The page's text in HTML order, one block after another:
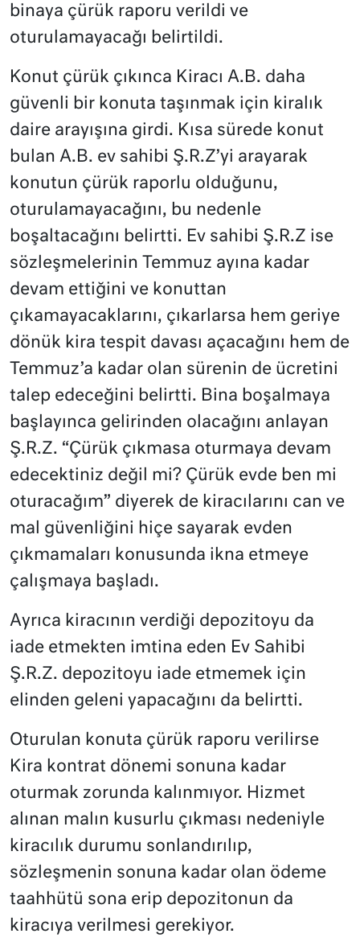
binaya çürük raporu verildi ve
oturulamayacağı belirtildi.
Konut çürük çıkınca Kiracı A.B. daha
güvenli bir konuta taşınmak için kiralık
daire arayışına girdi. Kısa sürede konut
bulan A.B. ev sahibi Ş.R.Z’yi arayarak
konutun çürük raporlu olduğunu,
oturulamayacağını, bu nedenle
boşaltacağını belirtti. Ev sahibi Ş.R.Z ise
sözleşmelerinin Temmuz ayına kadar
devam ettiğini ve konuttan
çıkamayacaklarını, çıkarlarsa hem geriye
dönük kira tespit davası açacağını hem de
Temmuz’a kadar olan sürenin de ücretini
talep edeceğini belirtti. Bina boşalmaya
başlayınca gelirinden olacağını anlayan
Ş.R.Z. “Çürük çıkmasa oturmaya devam
edecektiniz değil mi? Çürük evde ben mi
oturacağım” diyerek de kiracılarını can ve
mal güvenliğini hiçe sayarak evden
çıkmamaları konusunda ikna etmeye
çalışmaya başladı.
Ayrıca kiracının verdiği depozitoyu da
iade etmekten imtina eden Ev Sahibi
Ş.R.Z. depozitoyu iade etmemek için
elinden geleni yapacağını da belirtti.
Oturulan konuta çürük raporu verilirse
Kira kontrat dönemi sonuna kadar
oturmak zorunda kalınmıyor. Hizmet
alınan malın kusurlu çıkması nedeniyle
kiracılık durumu sonlandırılıp,
sözleşmenin sonuna kadar olan ödeme
taahhütü sona erip depozitonun da
kiracıya verilmesi gerekiyor.